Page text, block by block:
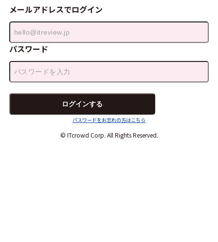
メールアドレスでログイン
パスワード
パスワードをお忘れの方はこちら
© ITcrowd Corp. All Rights Reserved.